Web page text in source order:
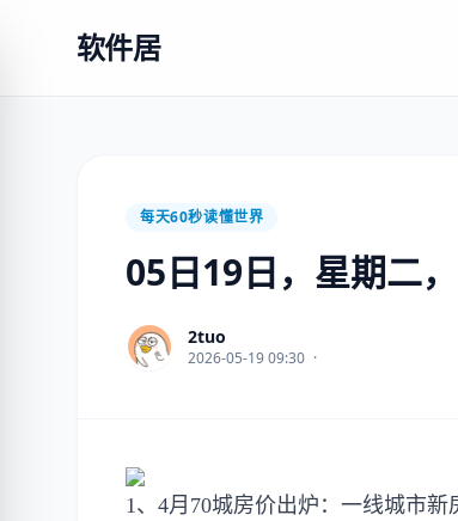
软件居
每天60秒读懂世界
05日19日，星期二
2tuo
2026-05-19 09:30 ·
1、4月70城房价出炉：一线城市